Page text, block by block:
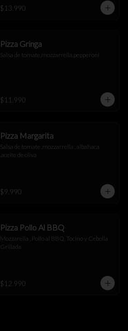
$13.990
Pizza Gringa
Salsa de tomate,mozzarrella,pepperoni
$11.990
Pizza Margarita
Salsa de tomate ,mozzarrella , albahaca
,aceite de oliva
$9.990
Pizza Pollo Al BBQ
Mozzarella , Pollo al BBQ, Tocino y Cebolla
Grillada
$12.990